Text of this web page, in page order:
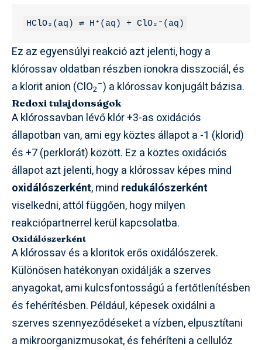
HClO₂(aq) ⇌ H⁺(aq) + ClO₂⁻(aq)
Ez az egyensúlyi reakció azt jelenti, hogy a
klórossav oldatban részben ionokra disszociál, és
a klorit anion (ClO2
–) a klórossav konjugált bázisa.
Redoxi tulajdonságok
A klórossavban lévő klór +3-as oxidációs
állapotban van, ami egy köztes állapot a -1 (klorid)
és +7 (perklorát) között. Ez a köztes oxidációs
állapot azt jelenti, hogy a klórossav képes mind
oxidálószerként, mind redukálószerként
viselkedni, attól függően, hogy milyen
reakciópartnerrel kerül kapcsolatba.
Oxidálószerként
A klórossav és a kloritok erős oxidálószerek.
Különösen hatékonyan oxidálják a szerves
anyagokat, ami kulcsfontosságú a fertőtlenítésben
és fehérítésben. Például, képesek oxidálni a
szerves szennyeződéseket a vízben, elpusztítani
a mikroorganizmusokat, és fehéríteni a cellulóz